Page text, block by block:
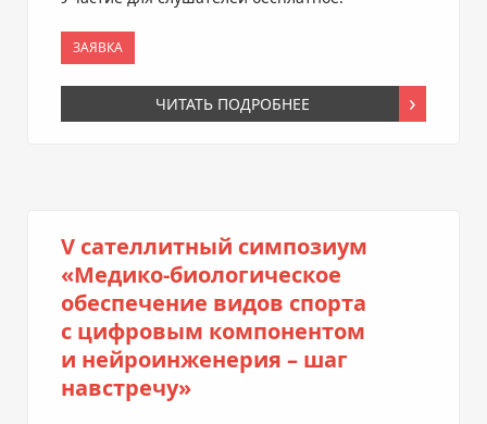
ЗАЯВКА
ЧИТАТЬ ПОДРОБНЕЕ
V сателлитный симпозиум
«Медико-биологическое
обеспечение видов спорта
с цифровым компонентом
и нейроинженерия – шаг
навстречу»